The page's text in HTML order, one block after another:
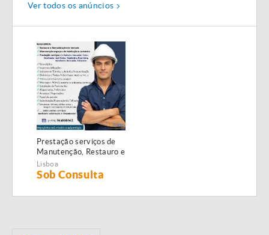
Ver todos os anúncios
Prestação serviços de
Manutenção, Restauro e
Remodelação de
imóveis!
Lisboa
Sob Consulta